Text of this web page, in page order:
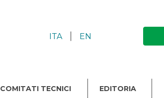
ITA EN
COMITATI TECNICI EDITORIA